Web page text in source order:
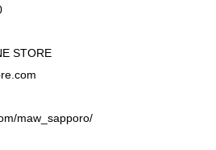
STORE
maw_sapporo/